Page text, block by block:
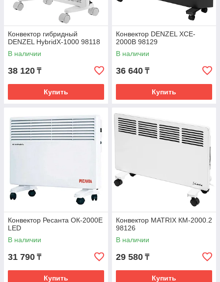
Конвектор гибридный
DENZEL HybridX-1000 98118
В наличии
38 120 ₸
Купить
Конвектор DENZEL XCE-
2000B 98129
В наличии
36 640 ₸
Купить
Конвектор Ресанта ОК-2000E
LED
В наличии
31 790 ₸
Купить
Конвектор MATRIX КМ-2000.2
98126
В наличии
29 580 ₸
Купить